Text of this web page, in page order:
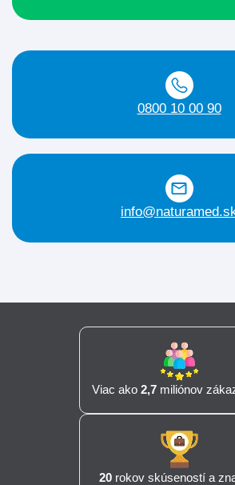
0800 10 00 90
Viac ako 2,7miliónov
20 rokov skúseností a